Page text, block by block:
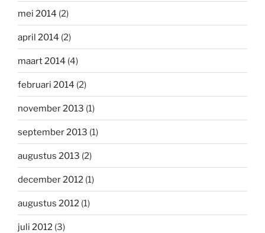
mei 2014 (2)
april 2014 (2)
maart 2014 (4)
februari 2014 (2)
november 2013 (1)
september 2013 (1)
augustus 2013 (2)
december 2012 (1)
augustus 2012 (1)
juli 2012 (3)